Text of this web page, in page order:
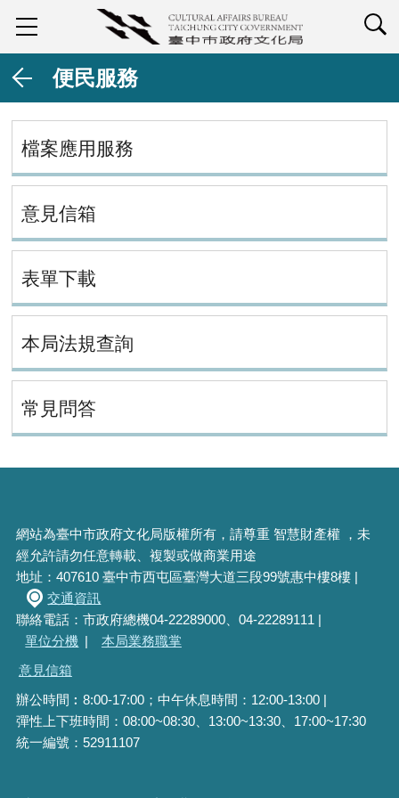
便民服務
檔案應用服務
意見信箱
表單下載
本局法規查詢
常見問答
網站為臺中市政府文化局版權所有，請尊重 智慧財產權 ，未
經允許請勿任意轉載、複製或做商業用途
地址：407610 臺中市西屯區臺灣大道三段99號惠中樓8樓 |
交通資訊
聯絡電話：市政府總機04-22289000、04-22289111 |
單位分機 |
本局業務職掌
意見信箱
辦公時間︰8:00-17:00；中午休息時間：12:00-13:00 |
彈性上下班時間：08:00~08:30、13:00~13:30、17:00~17:30
統一編號：52911107